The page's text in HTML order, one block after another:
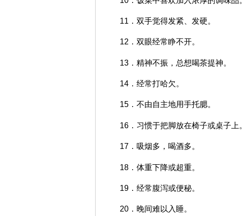
11．双手觉得发紧、发硬。
12．双眼经常睁不开。
13．精神不振，总想喝茶提神。
14．经常打哈欠。
15．不由自主地用手托腮。
16．习惯于把脚放在椅子或桌子上。
17．吸烟多，喝酒多。
18．体重下降或超重。
19．经常腹泻或便秘。
20．晚间难以入睡。